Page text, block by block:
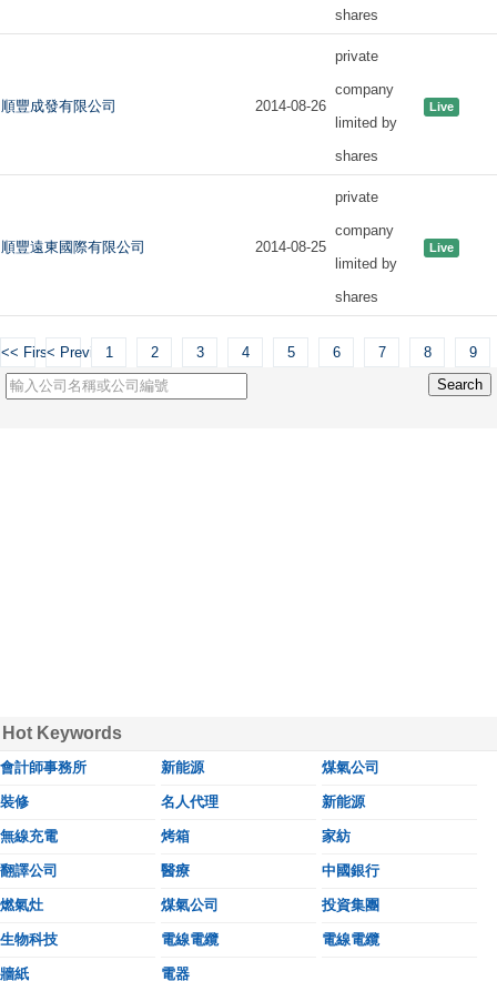
shares
順豐成發有限公司 2014-08-26
private
company
limited by
shares
Live
順豐遠東國際有限公司 2014-08-25
private
company
limited by
shares
Live
<< First< Previous1 2 3 4 5 6 7 8 9
Hot Keywords
會計師事務所 新能源 煤氣公司
裝修 名人代理 新能源
無線充電 烤箱 家紡
翻譯公司 醫療 中國銀行
燃氣灶 煤氣公司 投資集團
生物科技 電線電纜 電線電纜
牆紙 電器